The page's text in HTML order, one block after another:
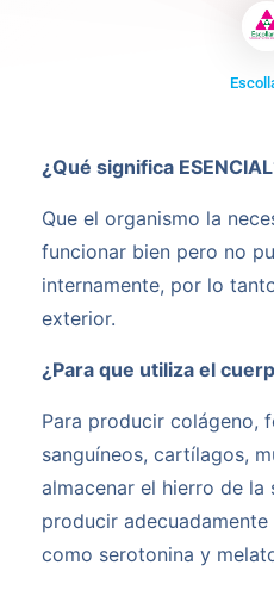
¿Qué significa
Que el organismo la
funcionar bien pero no
internamente, por lo
exterior.
¿Para que utiliza el
Para producir colágeno,
sanguíneos, cartílagos,
almacenar el hierro de la
producir
como serotonina y